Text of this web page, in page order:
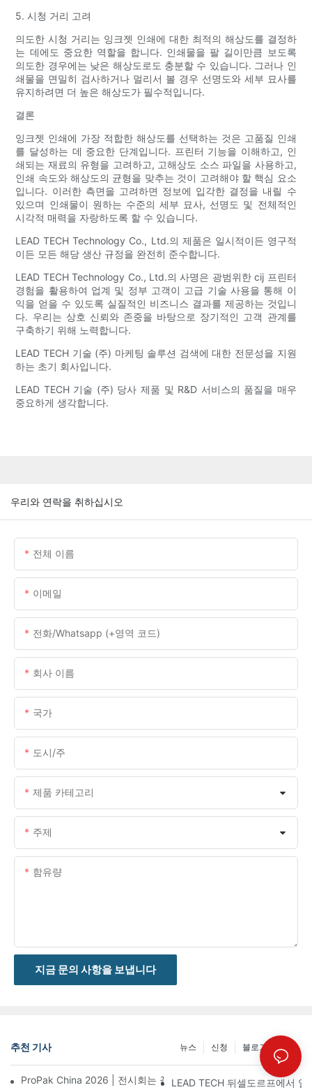
5. 시청 거리 고려
의도한 시청 거리는 잉크젯 인쇄에 대한 최적의 해상도를 결정하
는 데에도 중요한 역할을 합니다. 인쇄물을 팔 길이만큼 보도록
의도한 경우에는 낮은 해상도로도 충분할 수 있습니다. 그러나 인
쇄물을 면밀히 검사하거나 멀리서 볼 경우 선명도와 세부 묘사를
유지하려면 더 높은 해상도가 필수적입니다.
결론
잉크젯 인쇄에 가장 적합한 해상도를 선택하는 것은 고품질 인쇄
를 달성하는 데 중요한 단계입니다. 프린터 기능을 이해하고, 인
쇄되는 재료의 유형을 고려하고, 고해상도 소스 파일을 사용하고,
인쇄 속도와 해상도의 균형을 맞추는 것이 고려해야 할 핵심 요소
입니다. 이러한 측면을 고려하면 정보에 입각한 결정을 내릴 수
있으며 인쇄물이 원하는 수준의 세부 묘사, 선명도 및 전체적인
시각적 매력을 자랑하도록 할 수 있습니다.
LEAD TECH Technology Co., Ltd.의 제품은 일시적이든 영구적
이든 모든 해당 생산 규정을 완전히 준수합니다.
LEAD TECH Technology Co., Ltd.의 사명은 광범위한 cij 프린터
경험을 활용하여 업계 및 정부 고객이 고급 기술 사용을 통해 이
익을 얻을 수 있도록 실질적인 비즈니스 결과를 제공하는 것입니
다. 우리는 상호 신뢰와 존중을 바탕으로 장기적인 고객 관계를
구축하기 위해 노력합니다.
LEAD TECH 기술 (주) 마케팅 솔루션 검색에 대한 전문성을 지원
하는 초기 회사입니다.
LEAD TECH 기술 (주) 당사 제품 및 R&D 서비스의 품질을 매우
중요하게 생각합니다.
우리와 연락을 취하십시오
전체 이름
이메일
전화/whatsapp (+영역 코드)
회사 이름
국가
도시/주
제품 카테고리
주제
함유량
지금 문의 사항을 보냅니다
추천 기사 블로그 게시물
신청
뉴스
ProPak China 2026 | 전시회는 끝나지만, 저희 서비스는 계속됩니
LEAD TECH 뒤셀도르프에서